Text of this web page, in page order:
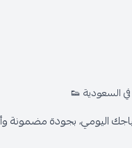
السعودية 👟
اليومي، بجودة مضمونة